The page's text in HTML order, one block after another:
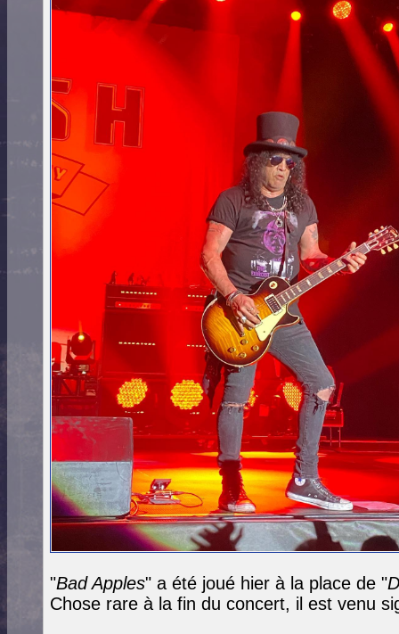
"Bad Apples" a été joué hier à la place de "
Chose rare à la fin du concert, il est venu